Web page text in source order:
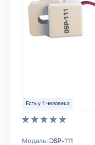
Есть у 1 человека
Модель: DSP-111